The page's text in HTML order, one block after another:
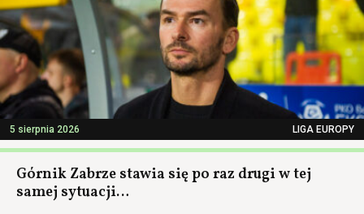
5 sierpnia 2026 LIGA EUROPY
Górnik Zabrze stawia się po raz drugi w tej
samej sytuacji…